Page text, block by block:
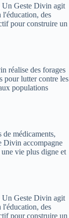
Un Geste Divin agit
l'éducation, des
pour construire un
réalise des forages
pour lutter contre les
populations
de médicaments,
Divin accompagne
une vie plus digne et
Un Geste Divin agit
l'éducation, des
pour construire un